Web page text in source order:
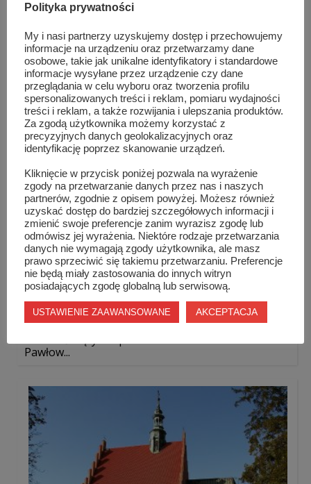
Święta zniesione: 09:00 , 18:00(16.00 zima),
Dni powszednie: 18:00(XI – III 16.00),
Podobne wpisy
Pawłow...
Polityka prywatności
My i nasi partnerzy uzyskujemy dostęp i przechowujemy
informacje na urządzeniu oraz przetwarzamy dane
osobowe, takie jak unikalne identyfikatory i standardowe
informacje wysyłane przez urządzenie czy dane
przeglądania w celu wyboru oraz tworzenia profilu
spersonalizowanych treści i reklam, pomiaru wydajności
treści i reklam, a także rozwijania i ulepszania produktów.
Za zgodą użytkownika możemy korzystać z
precyzyjnych danych geolokalizacyjnych oraz
identyfikację poprzez skanowanie urządzeń.
Kliknięcie w przycisk poniżej pozwala na wyrażenie
zgody na przetwarzanie danych przez nas i naszych
partnerów, zgodnie z opisem powyżej. Możesz również
uzyskać dostęp do bardziej szczegółowych informacji i
zmienić swoje preferencje zanim wyrazisz zgodę lub
odmówisz jej wyrażenia. Niektóre rodzaje przetwarzania
danych nie wymagają zgody użytkownika, ale masz
prawo sprzeciwić się takiemu przetwarzaniu. Preferencje
nie będą miały zastosowania do innych witryn
posiadających zgodę globalną lub serwisową.
USTAWIENIE ZAAWANSOWANE AKCEPTACJA